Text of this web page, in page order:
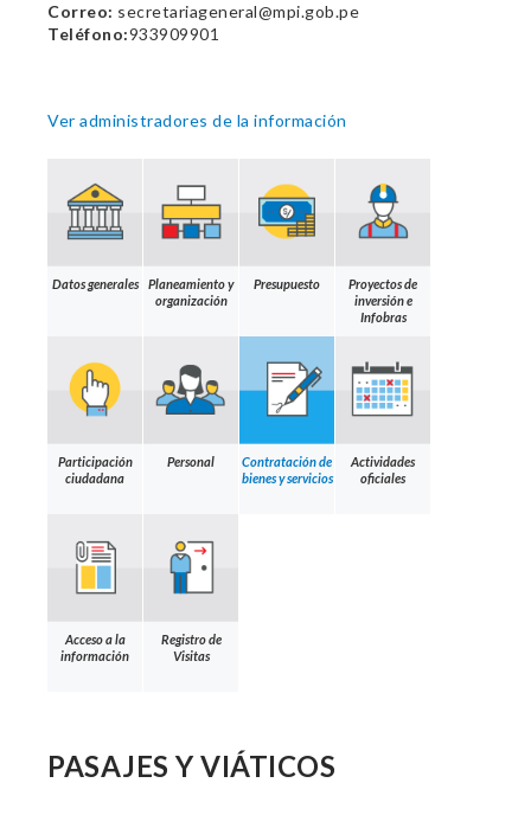
Correo: secretariageneral@mpi.gob.pe
Teléfono:933909901
Ver administradores de la información
Datos generales
Planeamiento y
organización
Presupuesto
Proyectos de
inversión e
Infobras
Participación
ciudadana
Personal
Contratación de
bienes y servicios
Actividades
oficiales
Acceso a la
información
Registro de
Visitas
PASAJES Y VIÁTICOS